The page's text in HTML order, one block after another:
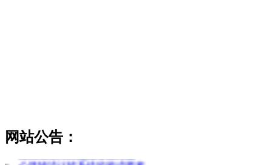
网站公告：
货物领取时应注意哪些问题